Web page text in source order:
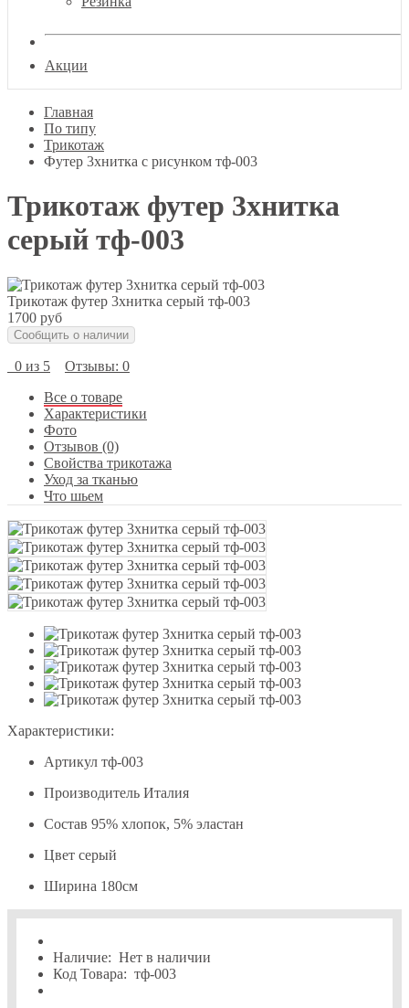
Акции
Главная
По типу
Трикотаж
Футер 3хнитка с рисунком тф-003
Трикотаж футер 3хнитка
серый тф-003
Трикотаж футер 3хнитка серый тф-003
1700 руб
Сообщить о наличии
0 из 5
Отзывы: 0
Все о товаре
Характеристики
Фото
Отзывов (0)
Свойства трикотажа
Уход за тканью
Что шьем
Характеристики:
Артикул тф-003
Производитель Италия
Состав 95% хлопок, 5% эластан
Цвет серый
Ширина 180см
Наличие: Нет в наличии
Код Товара: тф-003